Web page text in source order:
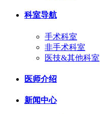
科室导航
手术科室
非手术科室
医技&其他科室
医师介绍
新闻中心